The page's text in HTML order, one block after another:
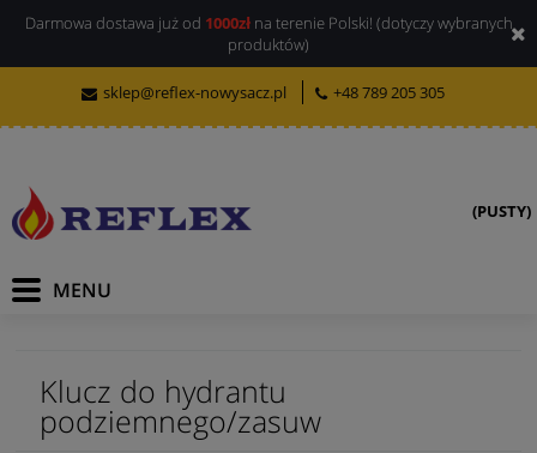
Darmowa dostawa już od 1000złna terenie Polski! (dotyczy wybranych
produktów)
sklep@reflex-nowysacz.pl +48 789 205 305
(PUSTY)
Klucz do hydrantu
podziemnego/zasuw